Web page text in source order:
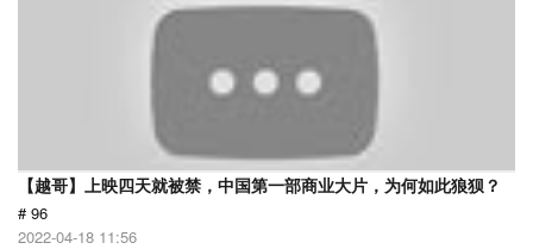
【越哥】上映四天就被禁，中国第一部商业大片，为何如此狼狈？
# 96
2022-04-18 11:56